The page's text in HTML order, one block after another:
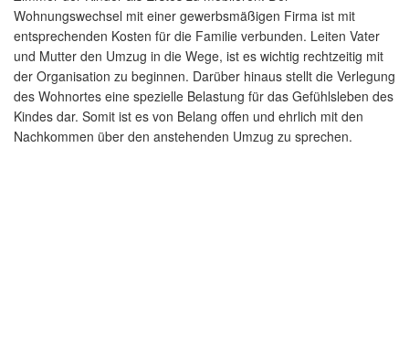
Wohnungswechsel mit einer gewerbsmäßigen Firma ist mit
entsprechenden Kosten für die Familie verbunden. Leiten Vater
und Mutter den Umzug in die Wege, ist es wichtig rechtzeitig mit
der Organisation zu beginnen. Darüber hinaus stellt die Verlegung
des Wohnortes eine spezielle Belastung für das Gefühlsleben des
Kindes dar. Somit ist es von Belang offen und ehrlich mit den
Nachkommen über den anstehenden Umzug zu sprechen.